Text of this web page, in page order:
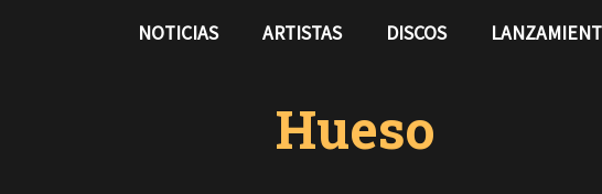
NOTICIAS ARTISTAS DISCOS
Hueso